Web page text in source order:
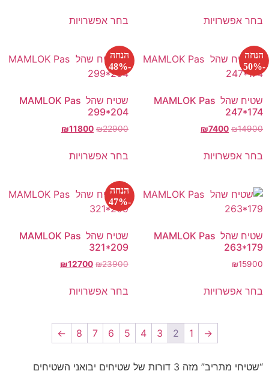
בחר אפשרויות בחר אפשרויות
הנחה
-50%
שטיח שהל MAMLOK Pas
247*174
₪14900
₪7400
בחר אפשרויות
הנחה
-48%
שטיח שהל MAMLOK Pas
299*204
₪22900
₪11800
בחר אפשרויות
שטיח שהל MAMLOK Pas
263*179
₪15900
בחר אפשרויות
הנחה
-47%
שטיח שהל MAMLOK Pas
321*209
₪23900
₪12700
בחר אפשרויות
→
1
2
3
4
5
6
7
8
←
“שטיחי מתריב” מזה 3 דורות של שטיחים יבואני השטיחים